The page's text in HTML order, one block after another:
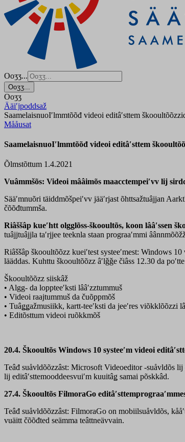
Ooʒʒ...
Ooʒʒ...
Ooʒʒ
Ääiʹjpoddsaž
SaamelaisnuoIʹlmmtõõđ videoi editâʹsttem
Mååusat
SaamelaisnuoIʹlmmtõõđ videoi editâʹsttem
Õlmstõttum 1.4.2021
Vuâmmšõs: Videoi mââimõs maacctempeiʹvv lij
Sääʹmnuõri täiddmõšpeiʹvv jääʹrjast õhttsažtuâjjan
čõõđtummša.
Riâššâp kueʹhtt olgglõss-škooultõs, koon lââʹssen
tuâjjtuâjjla taʹrjjee teeknla staan prograaʹmmi
Riâššâp škooultõõzz kueiʹtest systeeʹmest: Windows
lääddas. Kuhttu škooultõõzz âʹlǧǧe čiâss 12.30 da
Škooultõõzz siiskâž
• Algg- da loppteeʹksti lââʹzztummuš
• Videoi raajtummuš da čuõppmõš
• Tuâǥǥažmusiikk, kartt-teeʹksti da jeeʹres viõkklõõzzi
• Editõsttum videoi ruõkkmõš
20.4. Škooultõs Windows 10 systeeʹm videoi
Teâđ suåvldõõzzâst: Microsoft Videoeditor -suåvldõs lij
lij editâʹsttemooddeesvuiʹm kuuitâǥ samai põskkâd.
27.4. Škooultõs FilmoraGo
Teâđ suåvldõõzzâst: FilmoraGo on mobiilsuåvldõs,
vuäitt čõõđted seämma teâttneävvain.